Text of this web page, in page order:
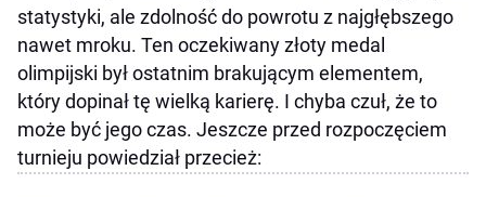
statystyki, ale zdolność do powrotu z najgłębszego
nawet mroku. Ten oczekiwany złoty medal
olimpijski był ostatnim brakującym elementem,
który dopinał tę wielką karierę. I chyba czuł, że to
może być jego czas. Jeszcze przed rozpoczęciem
turnieju powiedział przecież: